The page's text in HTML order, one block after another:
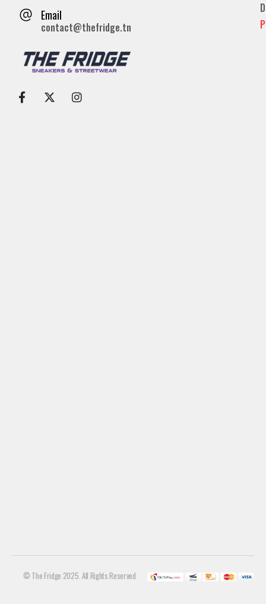
Email
contact@thefridge.tn
© The Fridge 2025. All Rights Reserved